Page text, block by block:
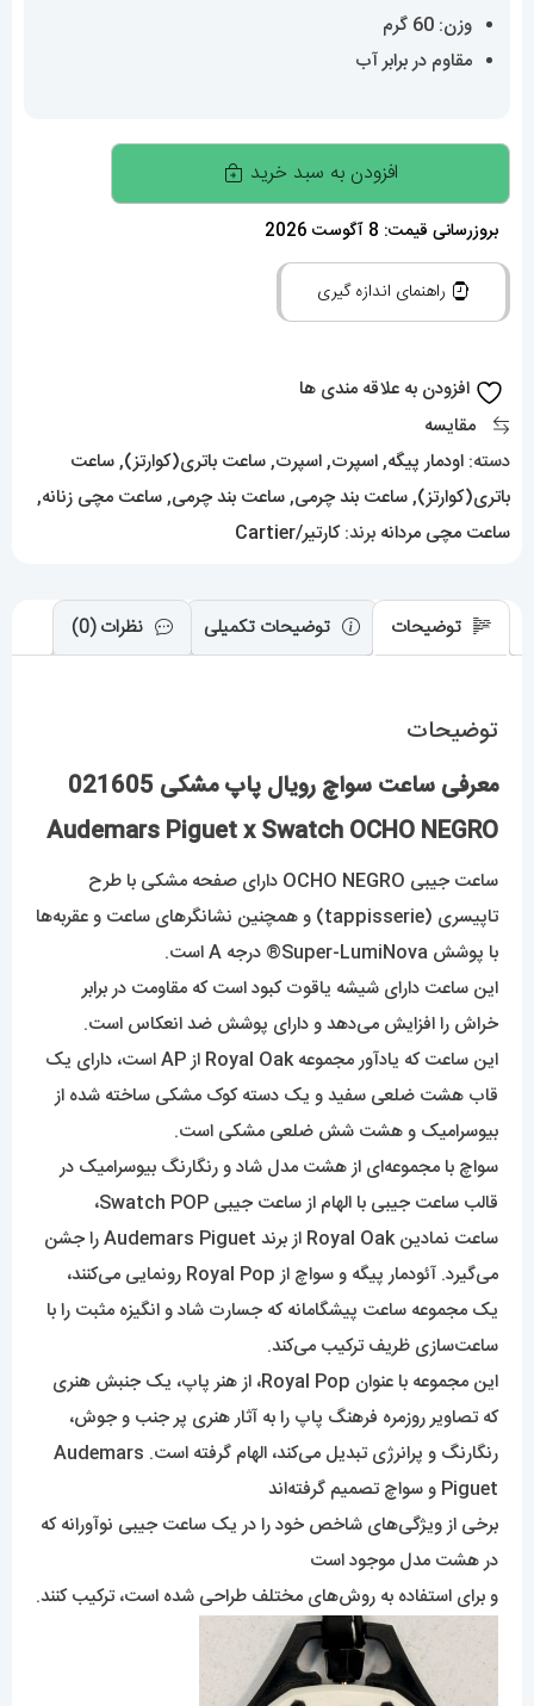
وزن: 60 گرم
مقاوم در برابر آب
ساعت
سواچ
رویال
پاپ
مشکی
Audemars
Piguet
Swatch
OCHO
افزودن به سبد خرید
بروزرسانی قیمت: 8 آگوست 2026
راهنمای اندازه گیری
افزودن به علاقه مندی ها
مقایسه
دسته: اودمار پیگه,اسپرت,اسپرت,ساعت باتری(کوارتز),ساعت
باتری(کوارتز),ساعت بند چرمی,ساعت بند چرمی,ساعت مچی زنانه,
ساعت مچی مردانه برند:کارتیر/Cartier
توضیحات توضیحات تکمیلی نظرات (0)
توضیحات
معرفی ساعت سواچ رویال پاپ مشکی 021605
Audemars Piguet x Swatch OCHO NEGRO
ساعت جیبی OCHO NEGRO دارای صفحه مشکی با طرح
تاپیسری (tappisserie) و همچنین نشانگرهای ساعت و عقربه‌ها
با پوشش Super-LumiNova® درجه A است.
این ساعت دارای شیشه یاقوت کبود است که مقاومت در برابر
خراش را افزایش می‌دهد و دارای پوشش ضد انعکاس است.
این ساعت که یادآور مجموعه Royal Oak از AP ​​است، دارای یک
قاب هشت ضلعی سفید و یک دسته کوک مشکی ساخته شده از
بیوسرامیک و هشت شش ضلعی مشکی است.
سواچ با مجموعه‌ای از هشت مدل شاد و رنگارنگ بیوسرامیک در
قالب ساعت جیبی با الهام از ساعت جیبی Swatch POP،
ساعت نمادین Royal Oak از برند Audemars Piguet را جشن
می‌گیرد. آئودمار پیگه و سواچ از Royal Pop رونمایی می‌کنند،
یک مجموعه ساعت پیشگامانه که جسارت شاد و انگیزه مثبت را با
ساعت‌سازی ظریف ترکیب می‌کند.
این مجموعه با عنوان Royal Pop، از هنر پاپ، یک جنبش هنری
که تصاویر روزمره فرهنگ پاپ را به آثار هنری پر جنب و جوش،
رنگارنگ و پرانرژی تبدیل می‌کند، الهام گرفته است. Audemars
Piguet و سواچ تصمیم گرفته‌اند
برخی از ویژگی‌های شاخص خود را در یک ساعت جیبی نوآورانه که
در هشت مدل موجود است
و برای استفاده به روش‌های مختلف طراحی شده است، ترکیب کنند.